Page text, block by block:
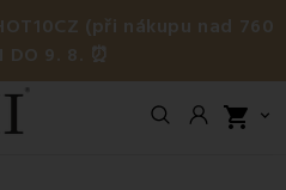
(při nákupu nad 760
DO 9. 8. ⏰
shopping_cart 